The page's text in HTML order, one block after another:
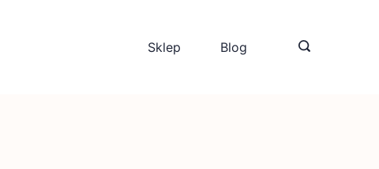
Sklep Blog